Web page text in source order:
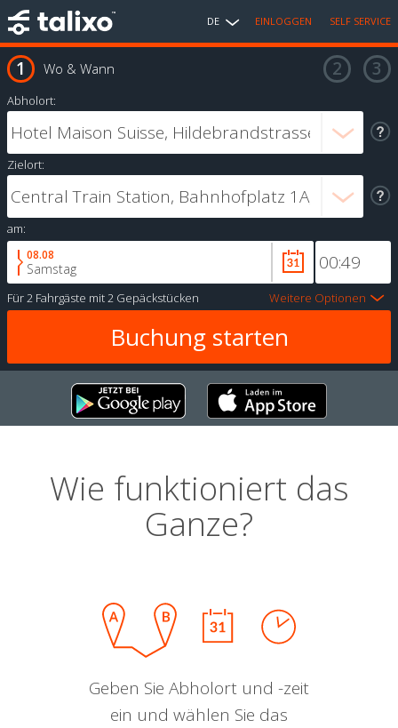
DE EINLOGGEN SELF SERVICE
Wo & Wann
Abholort:
Zielort:
am:
08.08
Samstag
Für2 Fahrgäste mit2 Gepäckstücken Weitere Optionen
Wie funktioniert das
Ganze?
Geben Sie Abholort und -zeit
ein und wählen Sie das